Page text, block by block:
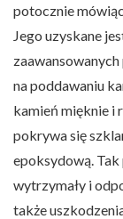
potocznie
Jego uzyskane
na poddawaniu
kamień mięknie i
pokrywa się
epoksydową.
wytrzymały i
także